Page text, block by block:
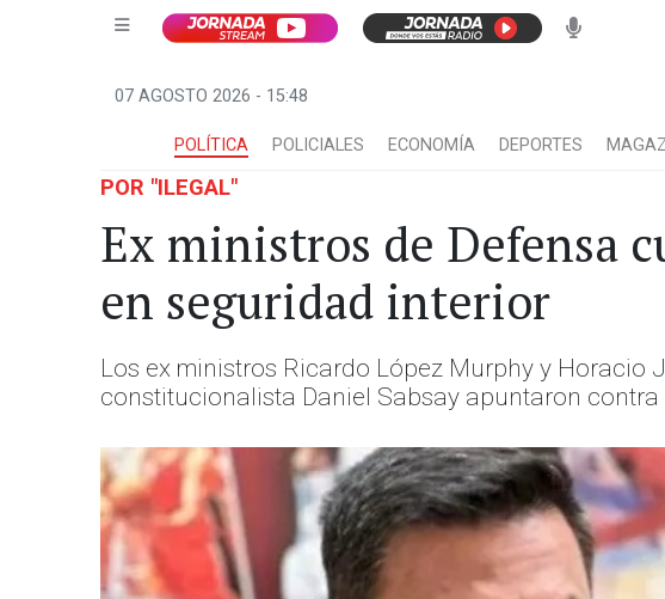
07 AGOSTO 2026 - 15:48
POLÍTICA POLICIALES ECONOMÍA DEPORTES
POR "ILEGAL"
Ex ministros de Defensa
en seguridad interior
Los ex ministros Ricardo López Murphy y
constitucionalista Daniel Sabsay apuntaron